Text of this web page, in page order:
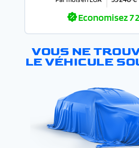
Economisez7
VOUS NE
LE VÉHICULE